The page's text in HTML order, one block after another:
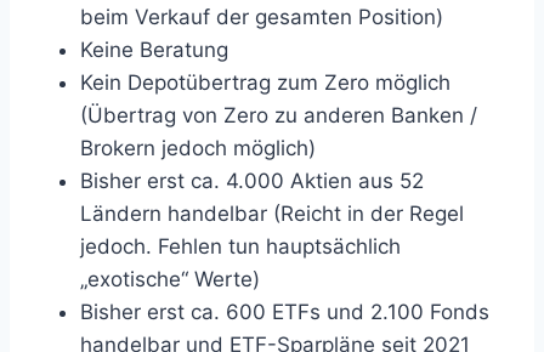
beim Verkauf der gesamten Position)
Keine Beratung
Kein Depotübertrag zum Zero möglich
(Übertrag von Zero zu anderen Banken /
Brokern jedoch möglich)
Bisher erst ca. 4.000 Aktien aus 52
Ländern handelbar (Reicht in der Regel
jedoch. Fehlen tun hauptsächlich
„exotische“ Werte)
Bisher erst ca. 600 ETFs und 2.100 Fonds
handelbar und ETF-Sparpläne seit 2021